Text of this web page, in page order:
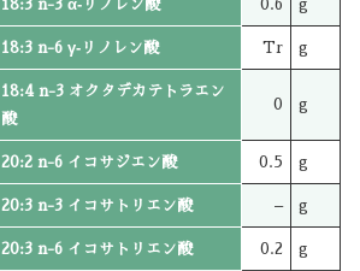
18:3 n-3 α‐リノレン酸 0.6 g
18:3 n-6 γ‐リノレン酸 Tr g
18:4 n-3 オクタデカテトラエン
酸
0 g
20:2 n-6 イコサジエン酸 0.5 g
20:3 n-3 イコサトリエン酸 – g
20:3 n-6 イコサトリエン酸 0.2 g